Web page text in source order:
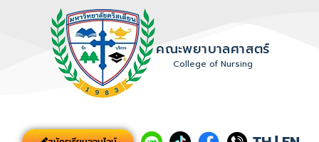
คณะพยาบาลศาสตร์
College of Nursing